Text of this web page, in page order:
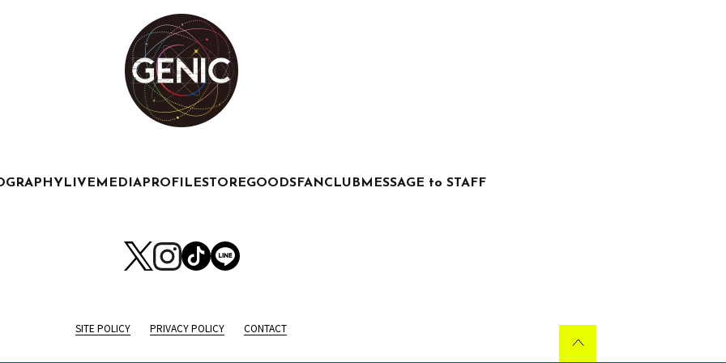
LIVE MEDIAPROFILESTOREGOODSFANCLUB MESSAGE to STAFF
SITE POLICY PRIVACY POLICY CONTACT